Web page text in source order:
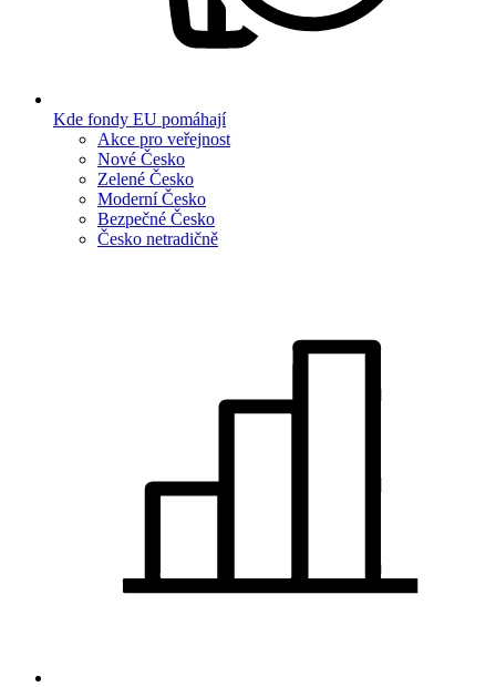
Kde fondy EU pomáhají
Akce pro veřejnost
Nové Česko
Zelené Česko
Moderní Česko
Bezpečné Česko
Česko netradičně